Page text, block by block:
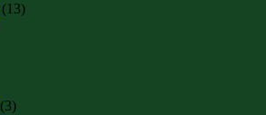
(13)
(3)